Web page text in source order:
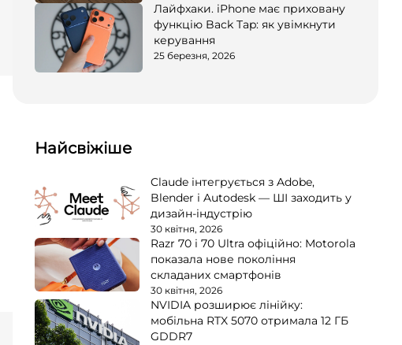
Лайфхаки. iPhone має приховану
функцію Back Tap: як увімкнути
керування
25 березня, 2026
Найсвіжіше
Claude інтегрується з Adobe,
Blender і Autodesk — ШІ заходить у
дизайн-індустрію
30 квітня, 2026
Razr 70 і 70 Ultra офіційно: Motorola
показала нове покоління
складаних смартфонів
30 квітня, 2026
NVIDIA розширює лінійку:
мобільна RTX 5070 отримала 12 ГБ
GDDR7